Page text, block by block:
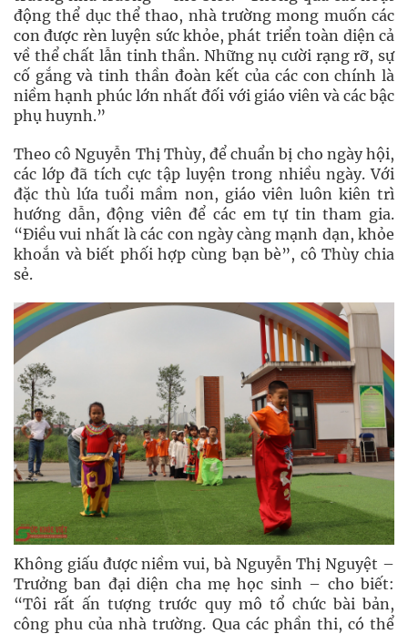
động thể dục thể thao, nhà trường mong muốn các
con được rèn luyện sức khỏe, phát triển toàn diện cả
về thể chất lẫn tinh thần. Những nụ cười rạng rỡ, sự
cố gắng và tinh thần đoàn kết của các con chính là
niềm hạnh phúc lớn nhất đối với giáo viên và các bậc
phụ huynh.”
Theo cô Nguyễn Thị Thùy, để chuẩn bị cho ngày hội,
các lớp đã tích cực tập luyện trong nhiều ngày. Với
đặc thù lứa tuổi mầm non, giáo viên luôn kiên trì
hướng dẫn, động viên để các em tự tin tham gia.
“Điều vui nhất là các con ngày càng mạnh dạn, khỏe
khoắn và biết phối hợp cùng bạn bè”, cô Thùy chia
sẻ.
Không giấu được niềm vui, bà Nguyễn Thị Nguyệt –
Trưởng ban đại diện cha mẹ học sinh – cho biết:
“Tôi rất ấn tượng trước quy mô tổ chức bài bản,
công phu của nhà trường. Qua các phần thi, có thể